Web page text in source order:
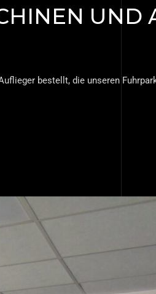
UND
bestellt, die unseren